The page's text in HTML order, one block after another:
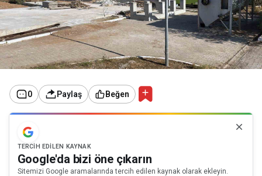
0 Paylaş Beğen
TERCIH EDILEN KAYNAK
Google'da bizi öne çıkarın
Sitemizi Google aramalarında tercih edilen kaynak olarak ekleyin.